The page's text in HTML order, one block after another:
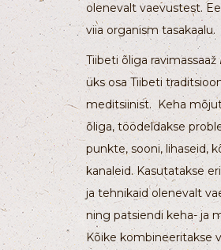
olenevalt vaevustest.
viia organism tasakaalu.
Tiibeti õliga ravimassaaž
üks osa Tiibeti
meditsiinist. Keha
õliga, töödeldakse
punkte, sooni, lihaseid,
kanaleid. Kasutatakse
ja tehnikaid olenevalt
ning patsiendi keha- ja
Kõike kombineeritakse